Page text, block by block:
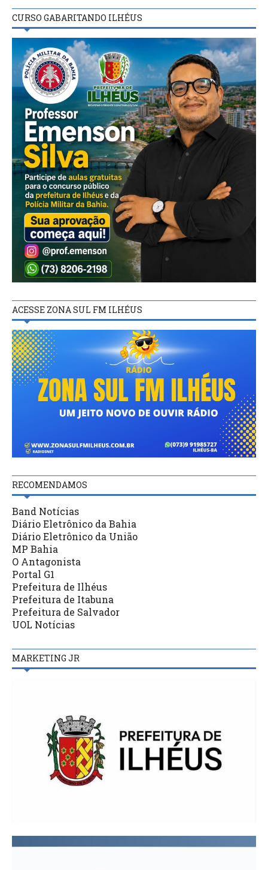
CURSO GABARITANDO ILHÉUS
ACESSE ZONA SUL FM ILHÉUS
RECOMENDAMOS
Band Notícias
Diário Eletrônico da Bahia
Diário Eletrônico da União
MP Bahia
O Antagonista
Portal G1
Prefeitura de Ilhéus
Prefeitura de Itabuna
Prefeitura de Salvador
UOL Notícias
MARKETING JR